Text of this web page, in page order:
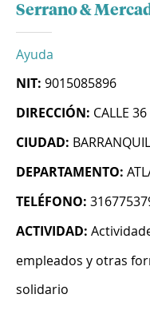
Serrano &
Ayuda
NIT: 9015085896
DIRECCIÓN: CALLE
CIUDAD:
DEPARTAMENTO:
TELÉFONO:
ACTIVIDAD:
empleados y otras
solidario